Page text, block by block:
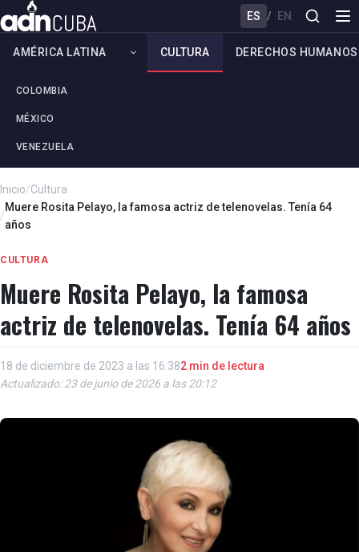
ES / EN
AMÉRICA LATINA
COLOMBIA
MÉXICO
VENEZUELA
CULTURA DERECHOS HUMANOS
Inicio/Cultura
/
Muere Rosita Pelayo, la famosa actriz de telenovelas. Tenía 64
años
CULTURA
Muere Rosita Pelayo, la famosa
actriz de telenovelas. Tenía 64 años
18 de diciembre de 2023 a las 16:382 min de lectura
Actualizado: 23 de junio de 2026 a las 20:12